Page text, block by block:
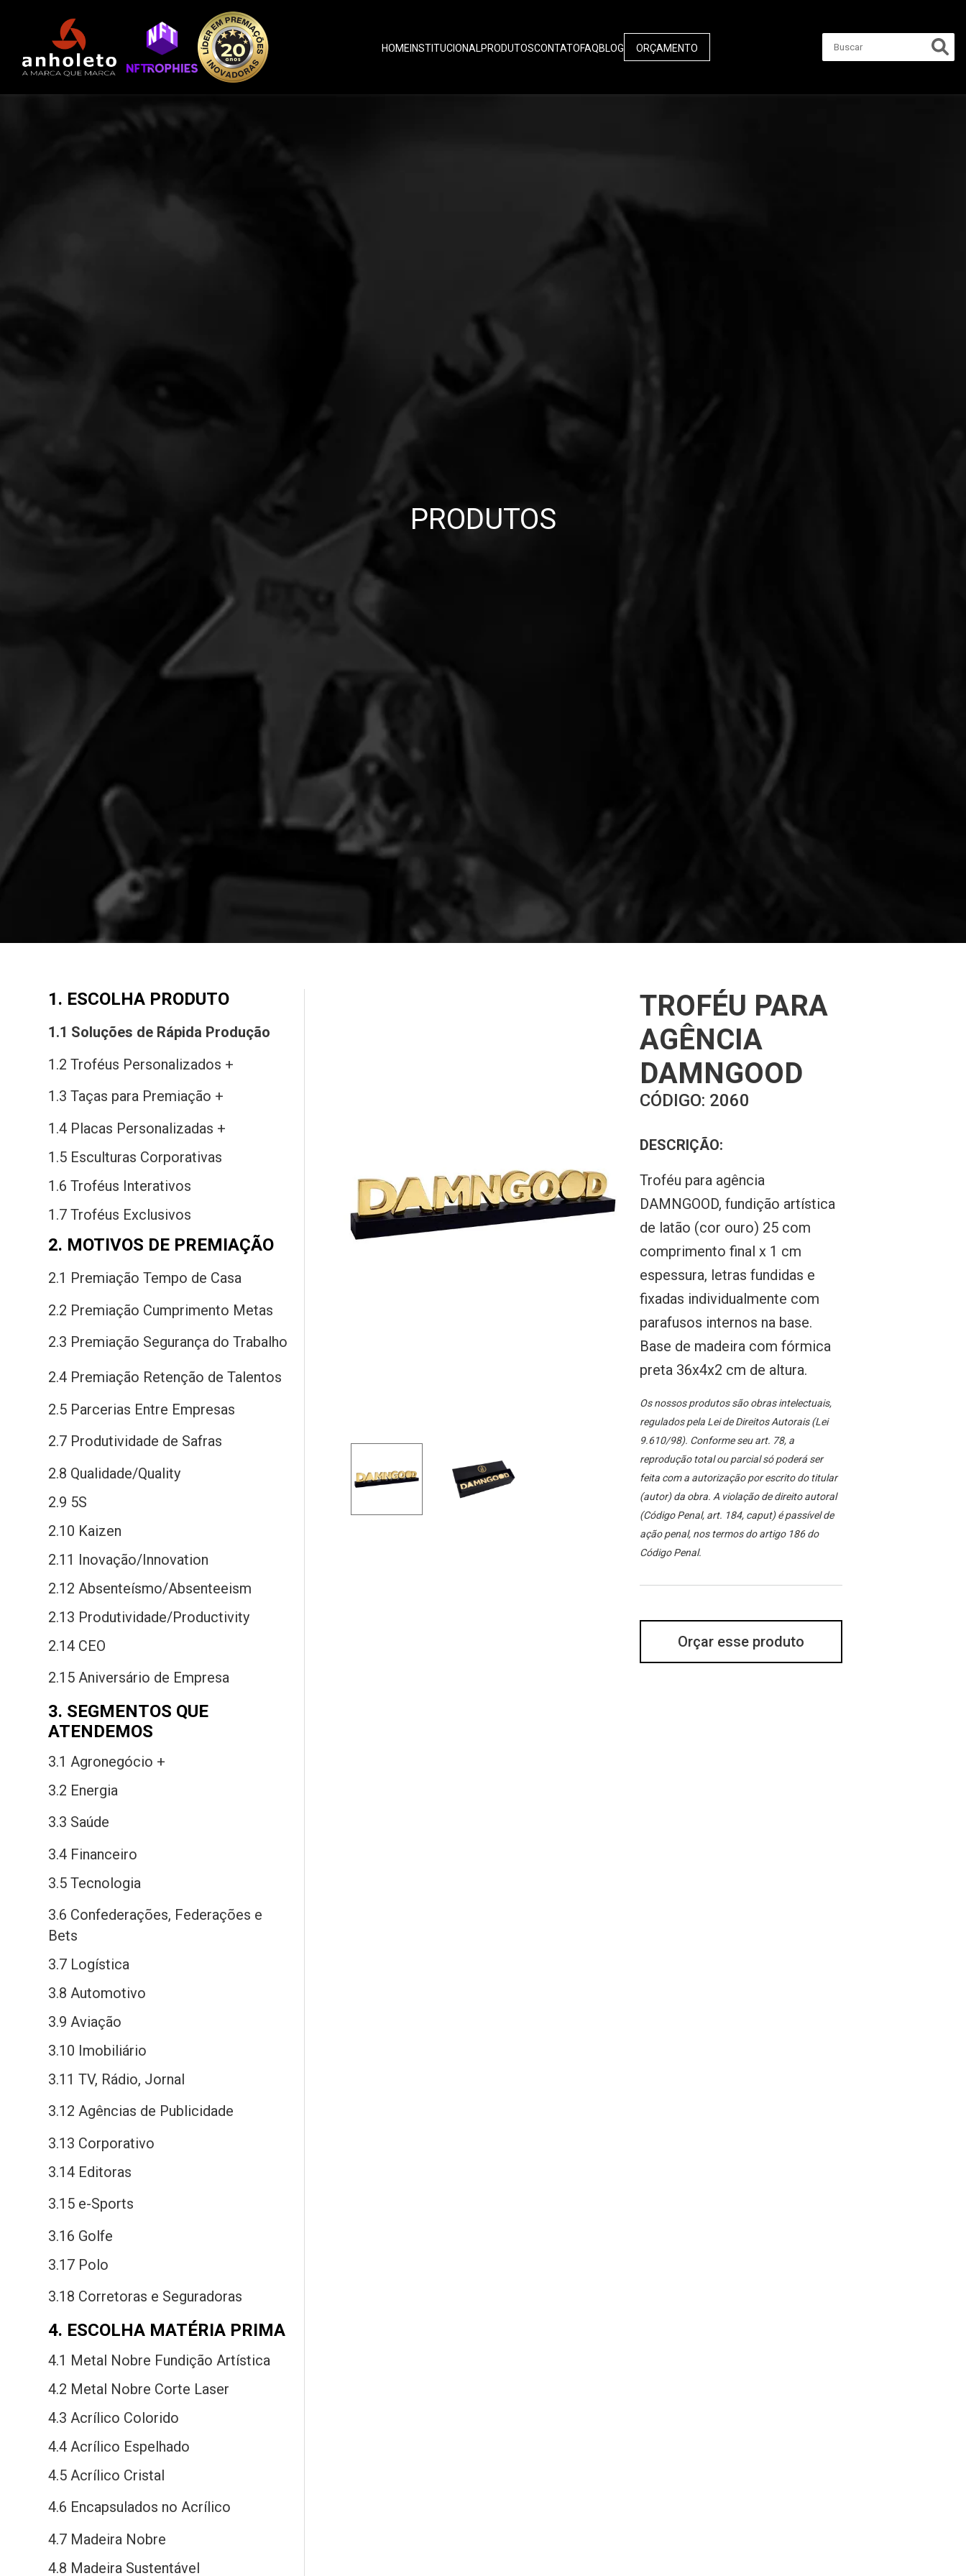
HOME INSTITUCIONALPRODUTOSCONTATOFAQBLOG ORÇAMENTO
PRODUTOS
1. ESCOLHA PRODUTO
1.1 Soluções de Rápida Produção
1.2 Troféus Personalizados +
1.3 Taças para Premiação +
1.4 Placas Personalizadas +
1.5 Esculturas Corporativas
1.6 Troféus Interativos
1.7 Troféus Exclusivos
2. MOTIVOS DE PREMIAÇÃO
2.1 Premiação Tempo de Casa
2.2 Premiação Cumprimento Metas
2.3 Premiação Segurança do Trabalho
2.4 Premiação Retenção de Talentos
2.5 Parcerias Entre Empresas
2.7 Produtividade de Safras
2.8 Qualidade/Quality
2.9 5S
2.10 Kaizen
2.11 Inovação/Innovation
2.12 Absenteísmo/Absenteeism
2.13 Produtividade/Productivity
2.14 CEO
2.15 Aniversário de Empresa
3. SEGMENTOS QUE
ATENDEMOS
3.1 Agronegócio +
3.2 Energia
3.3 Saúde
3.4 Financeiro
3.5 Tecnologia
3.6 Confederações, Federações e
Bets
3.7 Logística
3.8 Automotivo
3.9 Aviação
3.10 Imobiliário
3.11 TV, Rádio, Jornal
3.12 Agências de Publicidade
3.13 Corporativo
3.14 Editoras
3.15 e-Sports
3.16 Golfe
3.17 Polo
3.18 Corretoras e Seguradoras
4. ESCOLHA MATÉRIA PRIMA
4.1 Metal Nobre Fundição Artística
4.2 Metal Nobre Corte Laser
4.3 Acrílico Colorido
4.4 Acrílico Espelhado
4.5 Acrílico Cristal
4.6 Encapsulados no Acrílico
4.7 Madeira Nobre
4.8 Madeira Sustentável
TROFÉU PARA
AGÊNCIA
DAMNGOOD
CÓDIGO: 2060
DESCRIÇÃO:
Troféu para agência
DAMNGOOD, fundição artística
de latão (cor ouro) 25 com
comprimento final x 1 cm
espessura, letras fundidas e
fixadas individualmente com
parafusos internos na base.
Base de madeira com fórmica
preta 36x4x2 cm de altura.
Os nossos produtos são obras intelectuais,
regulados pela Lei de Direitos Autorais (Lei
9.610/98). Conforme seu art. 78, a
reprodução total ou parcial só poderá ser
feita com a autorização por escrito do titular
(autor) da obra. A violação de direito autoral
(Código Penal, art. 184, caput) é passível de
ação penal, nos termos do artigo 186 do
Código Penal.
Orçar esse produto